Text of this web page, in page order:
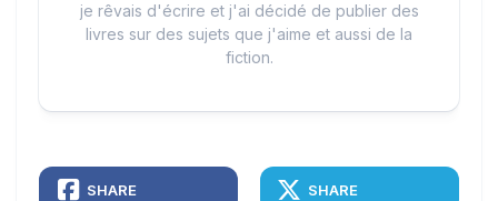
je rêvais d'écrire et j'ai décidé de publier des
livres sur des sujets que j'aime et aussi de la
fiction.
SHARE SHARE